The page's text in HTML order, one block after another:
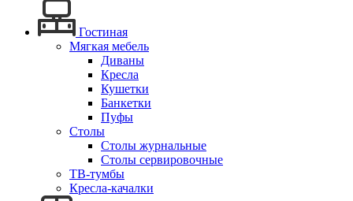
Гостиная
Мягкая мебель
Диваны
Кресла
Кушетки
Банкетки
Пуфы
Столы
Столы журнальные
Столы сервировочные
ТВ-тумбы
Кресла-качалки